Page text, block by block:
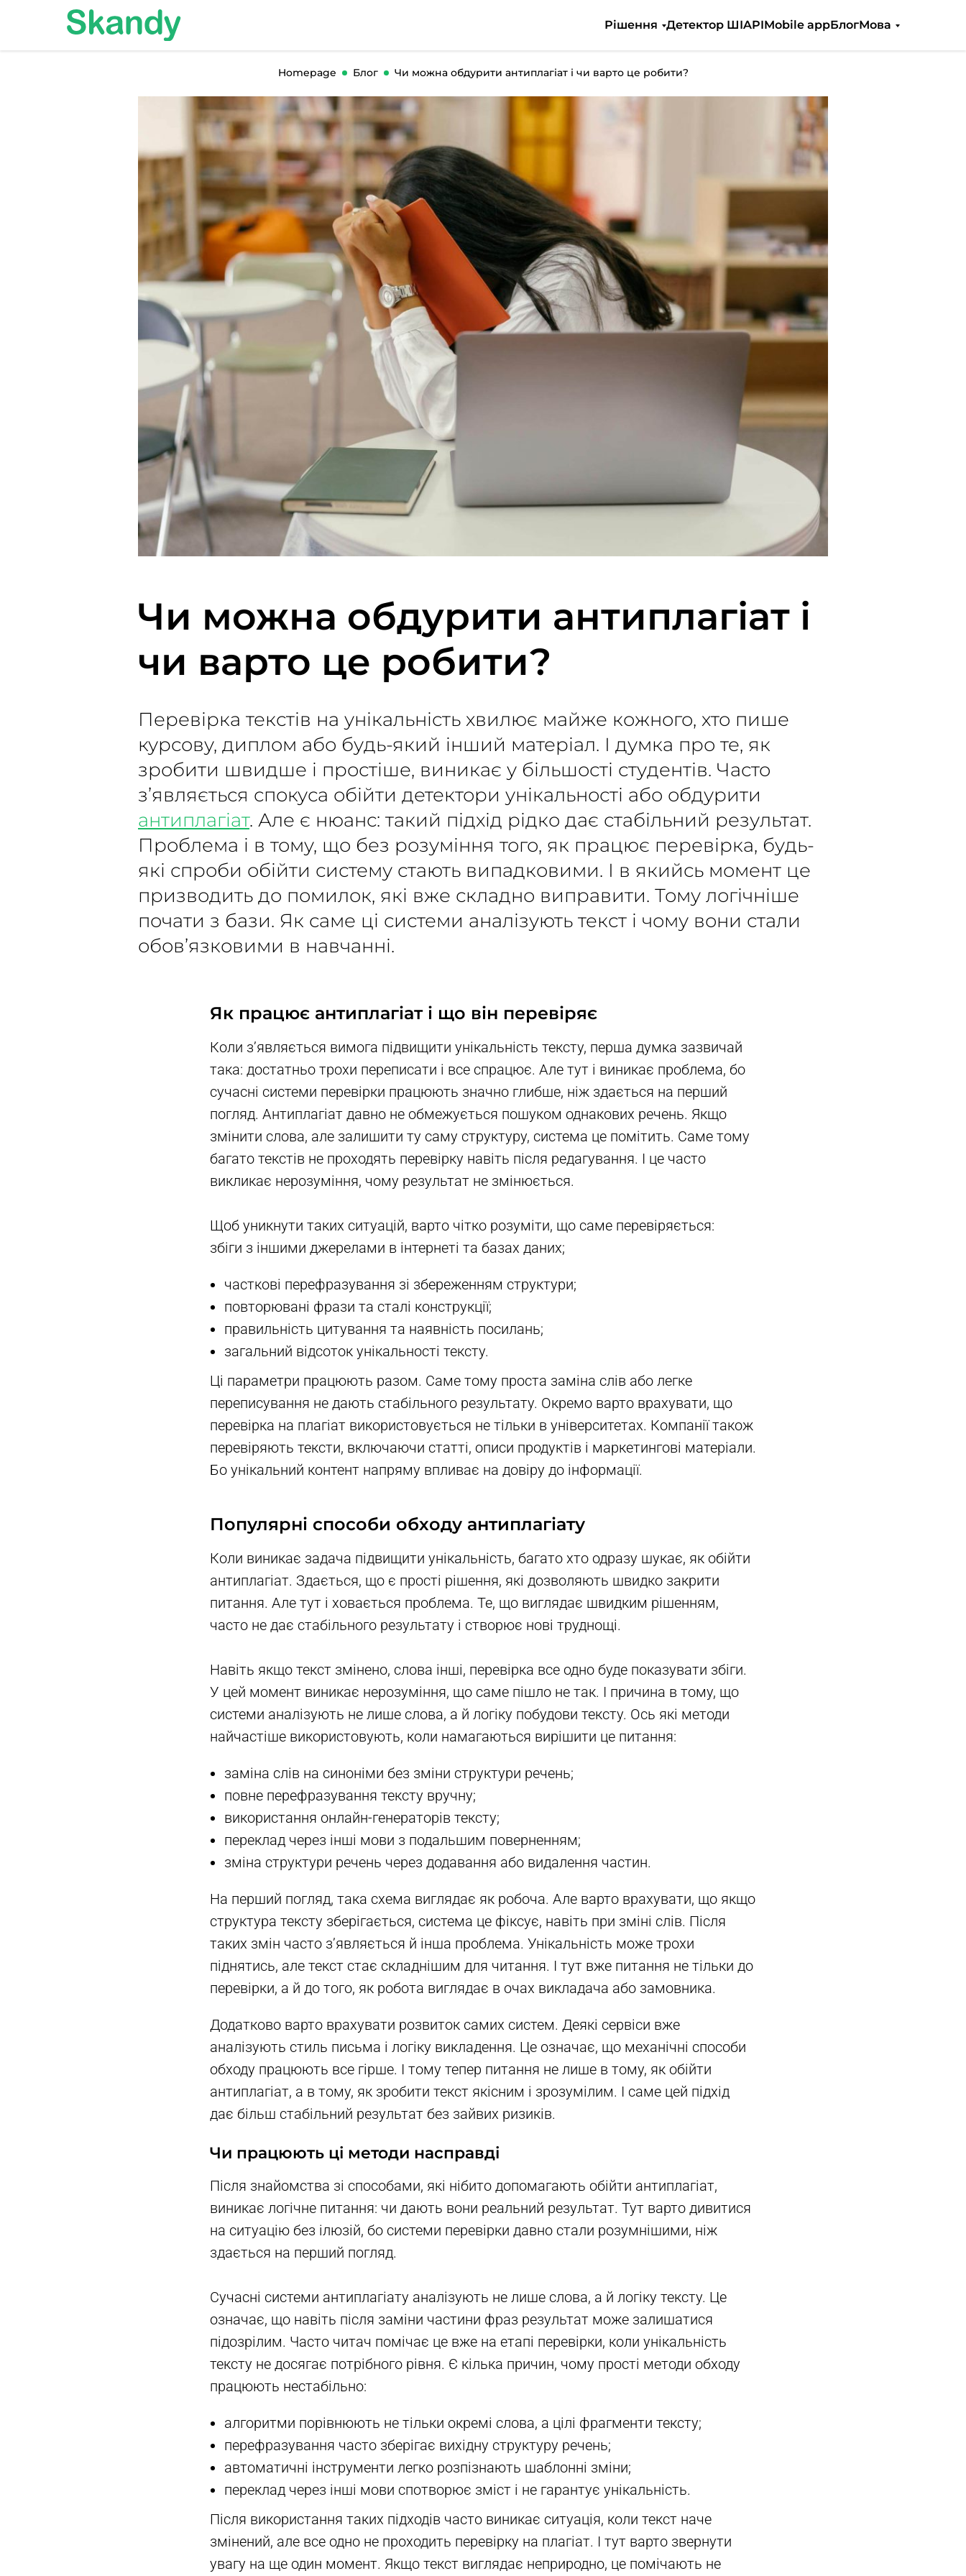
Рішення Детектор ШІAPIMobile appБлогМова
Homepage Блог Чи можна обдурити антиплагіат і чи варто це робити?
Чи можна обдурити антиплагіат і
чи варто це робити?
Перевірка текстів на унікальність хвилює майже кожного, хто пише
курсову, диплом або будь-який інший матеріал. І думка про те, як
зробити швидше і простіше, виникає у більшості студентів. Часто
з’являється спокуса обійти детектори унікальності або обдурити
антиплагіат. Але є нюанс: такий підхід рідко дає стабільний результат.
Проблема і в тому, що без розуміння того, як працює перевірка, будь-
які спроби обійти систему стають випадковими. І в якийсь момент це
призводить до помилок, які вже складно виправити. Тому логічніше
почати з бази. Як саме ці системи аналізують текст і чому вони стали
обов’язковими в навчанні.
Як працює антиплагіат і що він перевіряє
Коли з’являється вимога підвищити унікальність тексту, перша думка зазвичай
така: достатньо трохи переписати і все спрацює. Але тут і виникає проблема, бо
сучасні системи перевірки працюють значно глибше, ніж здається на перший
погляд. Антиплагіат давно не обмежується пошуком однакових речень. Якщо
змінити слова, але залишити ту саму структуру, система це помітить. Саме тому
багато текстів не проходять перевірку навіть після редагування. І це часто
викликає нерозуміння, чому результат не змінюється.
Щоб уникнути таких ситуацій, варто чітко розуміти, що саме перевіряється:
збіги з іншими джерелами в інтернеті та базах даних;
часткові перефразування зі збереженням структури;
повторювані фрази та сталі конструкції;
правильність цитування та наявність посилань;
загальний відсоток унікальності тексту.
Ці параметри працюють разом. Саме тому проста заміна слів або легке
переписування не дають стабільного результату. Окремо варто врахувати, що
перевірка на плагіат використовується не тільки в університетах. Компанії також
перевіряють тексти, включаючи статті, описи продуктів і маркетингові матеріали.
Бо унікальний контент напряму впливає на довіру до інформації.
Популярні способи обходу антиплагіату
Коли виникає задача підвищити унікальність, багато хто одразу шукає, як обійти
антиплагіат. Здається, що є прості рішення, які дозволяють швидко закрити
питання. Але тут і ховається проблема. Те, що виглядає швидким рішенням,
часто не дає стабільного результату і створює нові труднощі.
Навіть якщо текст змінено, слова інші, перевірка все одно буде показувати збіги.
У цей момент виникає нерозуміння, що саме пішло не так. І причина в тому, що
системи аналізують не лише слова, а й логіку побудови тексту. Ось які методи
найчастіше використовують, коли намагаються вирішити це питання:
заміна слів на синоніми без зміни структури речень;
повне перефразування тексту вручну;
використання онлайн-генераторів тексту;
переклад через інші мови з подальшим поверненням;
зміна структури речень через додавання або видалення частин.
На перший погляд, така схема виглядає як робоча. Але варто врахувати, що якщо
структура тексту зберігається, система це фіксує, навіть при зміні слів. Після
таких змін часто з’являється й інша проблема. Унікальність може трохи
піднятись, але текст стає складнішим для читання. І тут вже питання не тільки до
перевірки, а й до того, як робота виглядає в очах викладача або замовника.
Додатково варто врахувати розвиток самих систем. Деякі сервіси вже
аналізують стиль письма і логіку викладення. Це означає, що механічні способи
обходу працюють все гірше. І тому тепер питання не лише в тому, як обійти
антиплагіат, а в тому, як зробити текст якісним і зрозумілим. І саме цей підхід
дає більш стабільний результат без зайвих ризиків.
Чи працюють ці методи насправді
Після знайомства зі способами, які нібито допомагають обійти антиплагіат,
виникає логічне питання: чи дають вони реальний результат. Тут варто дивитися
на ситуацію без ілюзій, бо системи перевірки давно стали розумнішими, ніж
здається на перший погляд.
Сучасні системи антиплагіату аналізують не лише слова, а й логіку тексту. Це
означає, що навіть після заміни частини фраз результат може залишатися
підозрілим. Часто читач помічає це вже на етапі перевірки, коли унікальність
тексту не досягає потрібного рівня. Є кілька причин, чому прості методи обходу
працюють нестабільно:
алгоритми порівнюють не тільки окремі слова, а цілі фрагменти тексту;
перефразування часто зберігає вихідну структуру речень;
автоматичні інструменти легко розпізнають шаблонні зміни;
переклад через інші мови спотворює зміст і не гарантує унікальність.
Після використання таких підходів часто виникає ситуація, коли текст наче
змінений, але все одно не проходить перевірку на плагіат. І тут варто звернути
увагу на ще один момент. Якщо текст виглядає неприродно, це помічають не